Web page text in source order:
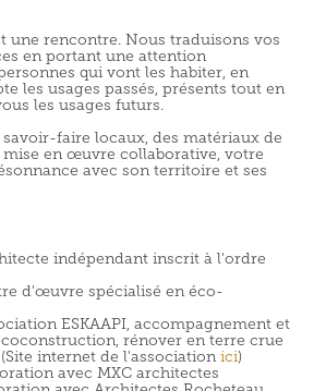
une rencontre. Nous traduisons vos
en portant une attention
qui vont les habiter, en
les usages passés, présents tout en
les usages futurs.
faire locaux, des matériaux de
en œuvre collaborative, votre
avec son territoire et ses
indépendant inscrit à l'ordre
d'œuvre spécialisé en éco-
n ESKAAPI, accompagnement et
rénover en terre crue
internet de l'associationici)
avec MXC architectes